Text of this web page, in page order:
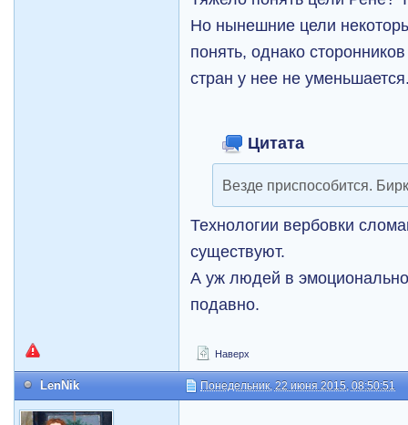
Но нынешние цели
понять, однако
стран у нее не
Цитата
Везде приспособится.
Технологии вербовки
существуют.
А уж людей в
подавно.
Наверх
LenNik Понедельник, 22 июня 2015, 08:50:51